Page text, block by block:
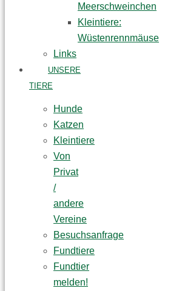
Meerschweinchen
Kleintiere:
Wüstenrennmäuse
Links
UNSERE
TIERE
Hunde
Katzen
Kleintiere
Von
Privat
/
andere
Vereine
Besuchsanfrage
Fundtiere
Fundtier
melden!